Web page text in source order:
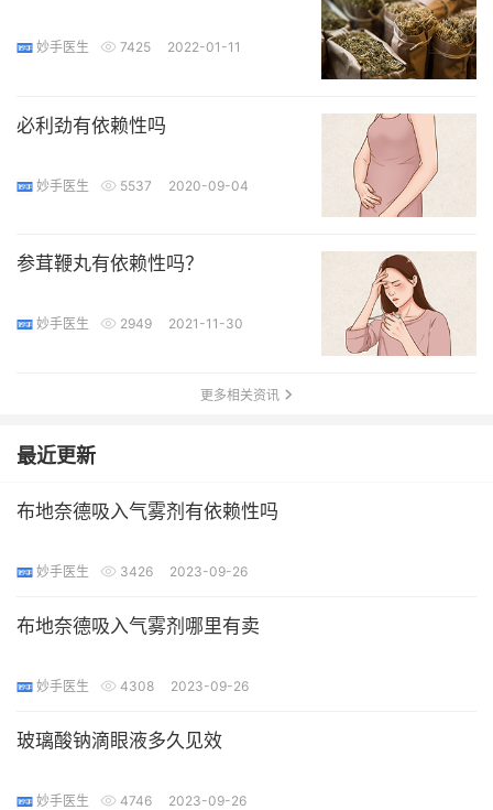
妙手医生 7425 2022-01-11
必利劲有依赖性吗
妙手医生 5537 2020-09-04
参茸鞭丸有依赖性吗？
妙手医生 2949 2021-11-30
更多相关资讯
最近更新
布地奈德吸入气雾剂有依赖性吗
妙手医生 3426 2023-09-26
布地奈德吸入气雾剂哪里有卖
妙手医生 4308 2023-09-26
玻璃酸钠滴眼液多久见效
妙手医生 4746 2023-09-26